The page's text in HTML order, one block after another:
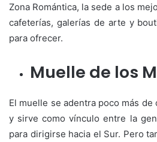
Zona Romántica, la sede a los
cafeterías, galerías de arte y
para ofrecer.
Muelle de los
El muelle se adentra poco más
y sirve como vínculo entre la
para dirigirse hacia el Sur. Pero